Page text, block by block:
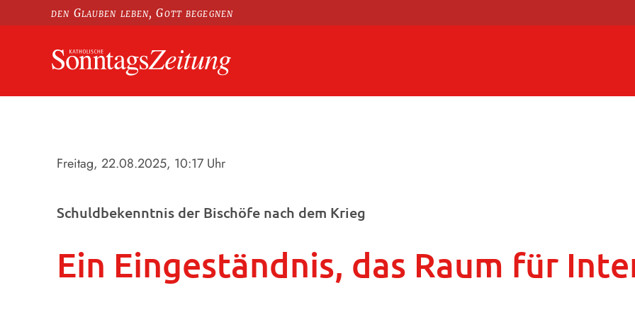
den Glauben leben, Gott begegnen
Freitag, 22.08.2025, 10:17 Uhr
Schuldbekenntnis der Bischöfe nach dem Krieg
Ein Eingeständnis, das Raum für